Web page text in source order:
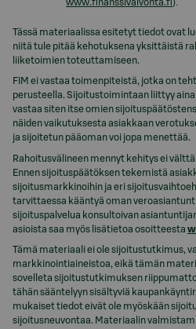
www.finanssivalvonta.fi
Tässä materiaalissa esitetyt tiedot ovat
niitä tule pitää kehotuksena yksittäistä
liiketoimien toteuttamiseen.
FIM ei vastaa toimenpiteistä, jotka on
perusteella. Sijoitustoimintaan liittyy
vastaa siten itse omien
näiden vaikutuksesta asiakkaan
ja sijoitetun pääoman voi jopa menettää.
Rahoitusvälineen mennyt kehitys ei
Ennen sijoituspäätöksen tekemistä
sijoitusmarkkinoihin ja eri
tarvittaessa kääntyä oman
sijoituspalvelua konsultoivan
asioista saa myös lisätietoa osoitteesta
Tämä materiaali ei ole sijoitustutkimus,
markkinointiaineistoa, eikä tämän
sovelleta sijoitustutkimuksen
tähän sääntelyyn sisältyviä
mukaiset tiedot eivät ole myöskään
sijoitusneuvontaa. Materiaalin